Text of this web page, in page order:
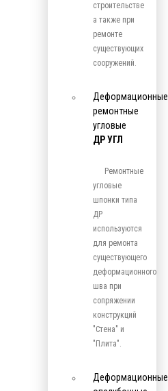
строительстве
а также при
ремонте
существующих
сооружений.
Деформационные
ремонтные
угловые
ДР УГЛ
Ремонтные
угловые
шпонки типа
ДР
используются
для ремонта
существующего
деформационного
шва при
сопряжении
конструкций
"Стена" и
"Плита".
Деформационные